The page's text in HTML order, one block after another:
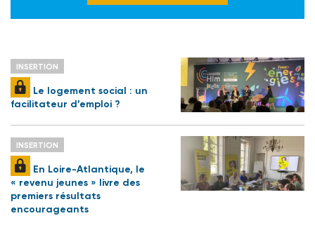
INSERTION
Le logement social : un
facilitateur d’emploi ?
INSERTION
En Loire-Atlantique, le
« revenu jeunes » livre des
premiers résultats
encourageants